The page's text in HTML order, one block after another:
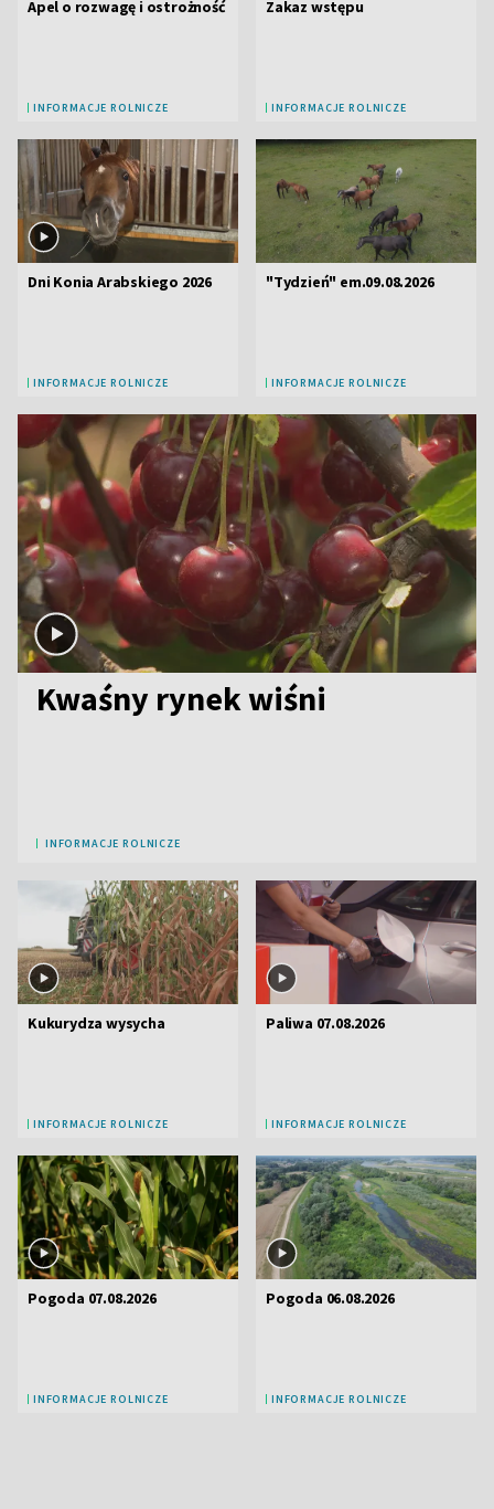
Apel o rozwagę i ostrożność
INFORMACJE ROLNICZE
Zakaz wstępu
INFORMACJE ROLNICZE
Dni Konia Arabskiego 2026
INFORMACJE ROLNICZE
"Tydzień" em.09.08.2026
INFORMACJE ROLNICZE
Kwaśny rynek wiśni
INFORMACJE ROLNICZE
Kukurydza wysycha
INFORMACJE ROLNICZE
Paliwa 07.08.2026
INFORMACJE ROLNICZE
Pogoda 07.08.2026
INFORMACJE ROLNICZE
Pogoda 06.08.2026
INFORMACJE ROLNICZE